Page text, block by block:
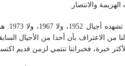
والانتصار.
لنا من الاعتراف بأن أحدا من الأجيال
خبرة، فخبراتنا تنتمي لزمن قديم